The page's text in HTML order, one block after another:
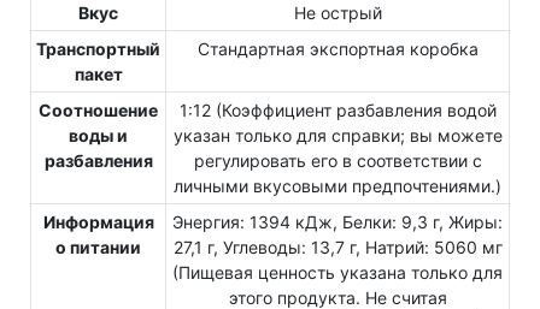
Вкус
Не острый
Транспортный
пакет
Стандартная экспортная коробка
Соотношение
воды и
разбавления
1:12 (Коэффициент разбавления водой
указан только для справки; вы можете
регулировать его в соответствии с
личными вкусовыми предпочтениями.)
Информация
о питании
Энергия: 1394 кДж, Белки: 9,3 г, Жиры:
27,1 г, Углеводы: 13,7 г, Натрий: 5060 мг
(Пищевая ценность указана только для
этого продукта. Не считая